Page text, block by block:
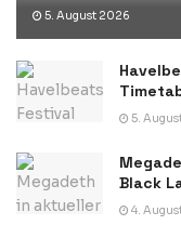
5. August 2026
5.
Black
4.